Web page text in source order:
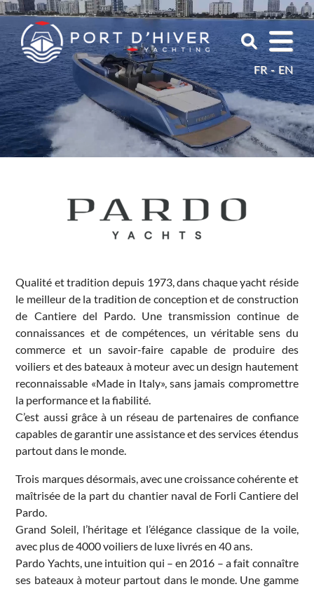
FR EN
Qualité et tradition depuis 1973, dans chaque yacht réside
le meilleur de la tradition de conception et de construction
de Cantiere del Pardo. Une transmission continue de
connaissances et de compétences, un véritable sens du
commerce et un savoir-faire capable de produire des
voiliers et des bateaux à moteur avec un design hautement
reconnaissable «Made in Italy», sans jamais compromettre
la performance et la fiabilité.
C’est aussi grâce à un réseau de partenaires de confiance
capables de garantir une assistance et des services étendus
partout dans le monde.
Trois marques désormais, avec une croissance cohérente et
maîtrisée de la part du chantier naval de Forli Cantiere del
Pardo.
Grand Soleil, l’héritage et l’élégance classique de la voile,
avec plus de 4000 voiliers de luxe livrés en 40 ans.
Pardo Yachts, une intuition qui – en 2016 – a fait connaître
ses bateaux à moteur partout dans le monde. Une gamme